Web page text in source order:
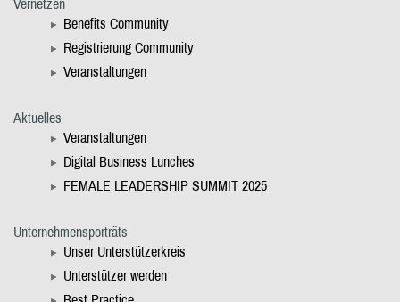
Vernetzen
Benefits Community
Registrierung Community
Veranstaltungen
Aktuelles
Veranstaltungen
Digital Business Lunches
FEMALE LEADERSHIP SUMMIT 2025
Unternehmensporträts
Unser Unterstützerkreis
Unterstützer werden